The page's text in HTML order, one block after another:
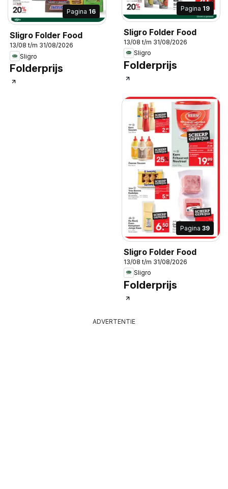
Pagina 16
Sligro Folder Food
13/08 t/m 31/08/2026
Sligro
Folderprijs
Pagina 19
Sligro Folder Food
13/08 t/m 31/08/2026
Sligro
Folderprijs
Pagina 39
Sligro Folder Food
13/08 t/m 31/08/2026
Sligro
Folderprijs
ADVERTENTIE